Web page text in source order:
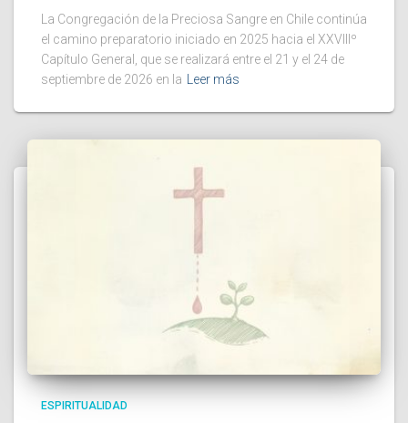
La Congregación de la Preciosa Sangre en Chile continúa
el camino preparatorio iniciado en 2025 hacia el XXVIIIº
Capítulo General, que se realizará entre el 21 y el 24 de
septiembre de 2026 en la
Leer más
ESPIRITUALIDAD